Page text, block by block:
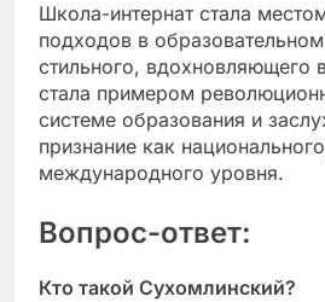
Школа-интернат стала
подходов в
стильного, вдохновляющего
стала примером
системе образования и
признание как
международного уровня.
Вопрос-ответ:
Кто такой Сухомлинский?